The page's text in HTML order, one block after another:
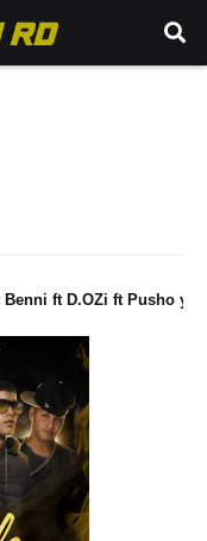
Benni ft D.OZi ft Pusho y